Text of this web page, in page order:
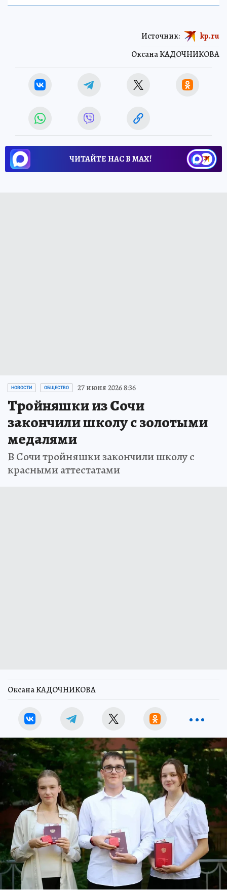
Оксана КАДОЧНИКОВА
Источник: kp.ru
ЧИТАЙТЕ НАС В МАХ!
НОВОСТИ ОБЩЕСТВО 27 июня 2026 8:36
Тройняшки из Сочи
закончили школу с золотыми
медалями
В Сочи тройняшки закончили школу с
красными аттестатами
Оксана КАДОЧНИКОВА